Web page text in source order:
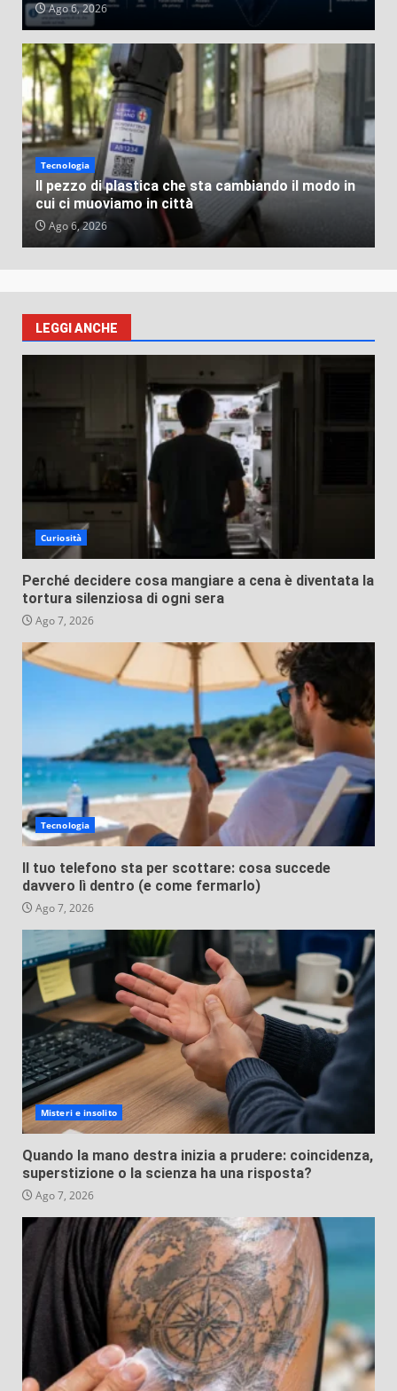
Ago 6, 2026
Tecnologia
Il pezzo di plastica che sta cambiando il modo in
cui ci muoviamo in città
Ago 6, 2026
LEGGI ANCHE
Curiosità
Perché decidere cosa mangiare a cena è diventata la
tortura silenziosa di ogni sera
Ago 7, 2026
Tecnologia
Il tuo telefono sta per scottare: cosa succede
davvero lì dentro (e come fermarlo)
Ago 7, 2026
Misteri e insolito
Quando la mano destra inizia a prudere: coincidenza,
superstizione o la scienza ha una risposta?
Ago 7, 2026